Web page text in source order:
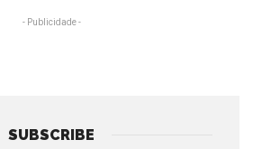
- Publicidade -
SUBSCRIBE